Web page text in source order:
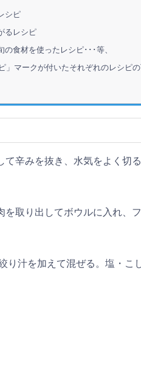
シピ
るレシピ
食材を使ったレシピ･･･等、
マークが付いたそれぞれのレシピ
て辛みを抜き、水気をよく切
を取り出してボウルに入れ、
り汁を加えて混ぜる。塩・こ